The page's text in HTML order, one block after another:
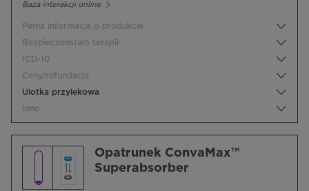
Baza interakcji online
Pełna informacja o produkcie
Bezpieczeństwo terapii
ICD-10
Ceny/refundacja
Ulotka przylekowa
Inne
Opatrunek ConvaMax™
Superabsorber